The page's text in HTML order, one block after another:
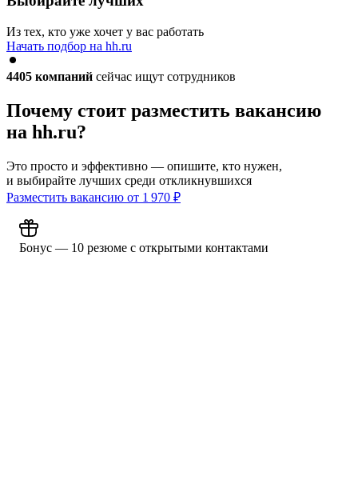
Из тех, кто уже хочет у вас работать
Начать подбор на hh.ru
4405 компаний сейчас ищут сотрудников
Почему стоит разместить вакансию
на hh.ru?
Это просто и эффективно — опишите, кто нужен,
и выбирайте лучших среди откликнувшихся
Разместить вакансию от 1 970 ₽
Бонус — 10 резюме с открытыми контактами